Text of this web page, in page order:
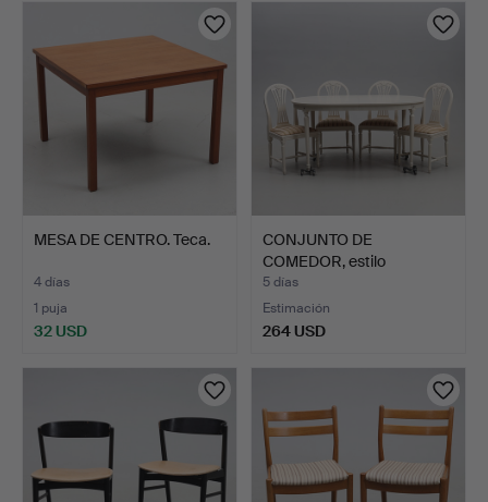
MESA DE CENTRO. Teca.
4 días
1 puja
32 USD
CONJUNTO DE
COMEDOR, estilo
gustaviano, me…
5 días
Estimación
264 USD